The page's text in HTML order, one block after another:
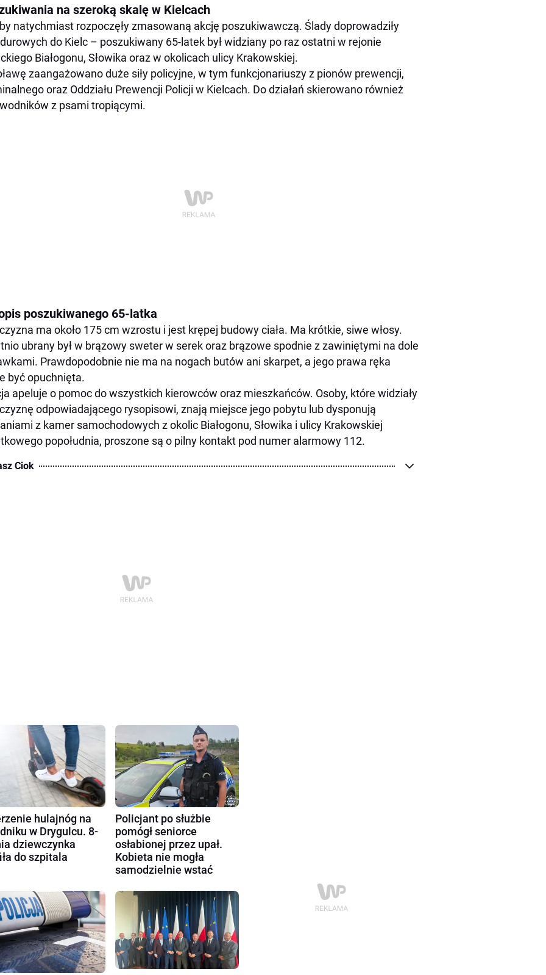
na szeroką skalę w Kielcach
natychmiast rozpoczęły zmasowaną akcję poszukiwawczą. Ślady doprowadziły
do Kielc – poszukiwany 65-latek był widziany po raz ostatni w rejonie
Białogonu, Słowika oraz w okolicach ulicy Krakowskiej.
zaangażowano duże siły policyjne, w tym funkcjonariuszy z pionów prewencji,
oraz Oddziału Prewencji Policji w Kielcach. Do działań skierowano również
z psami tropiącymi.
poszukiwanego 65-latka
ma około 175 cm wzrostu i jest krępej budowy ciała. Ma krótkie, siwe włosy.
ubrany był w brązowy sweter w serek oraz brązowe spodnie z zawiniętymi na dole
Prawdopodobnie nie ma na nogach butów ani skarpet, a jego prawa ręka
być opuchnięta.
apeluje o pomoc do wszystkich kierowców oraz mieszkańców. Osoby, które widziały
odpowiadającego rysopisowi, znają miejsce jego pobytu lub dysponują
z kamer samochodowych z okolic Białogonu, Słowika i ulicy Krakowskiej
popołudnia, proszone są o pilny kontakt pod numer alarmowy 112.
Ciok
hulajnóg na
w Drygulcu. 8-
dziewczynka
do szpitala
Policjant po służbie
pomógł seniorce
osłabionej przez upał.
Kobieta nie mogła
samodzielnie wstać